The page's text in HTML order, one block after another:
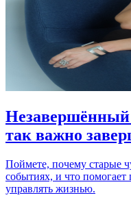
Незавершённый
так важно
Поймете, почему старые
событиях, и что
управлять жизнью.